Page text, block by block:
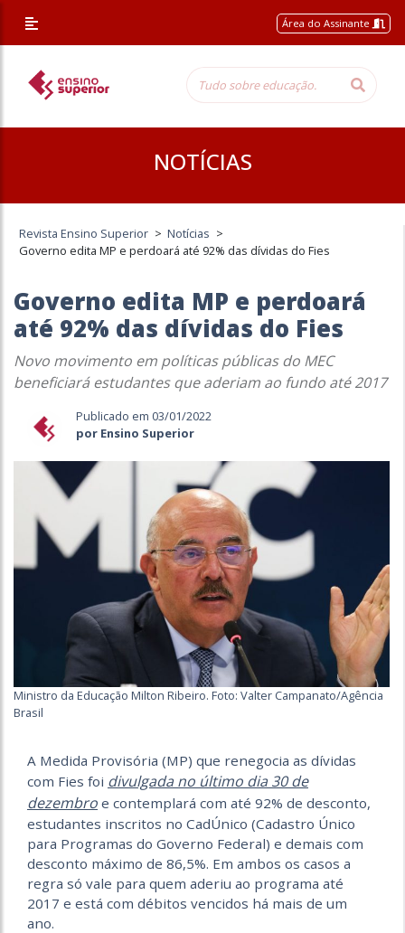
Área do Assinante
NOTÍCIAS
Revista Ensino Superior > Notícias >
Governo edita MP e perdoará até 92% das dívidas do Fies
Governo edita MP e perdoará
até 92% das dívidas do Fies
Novo movimento em políticas públicas do MEC
beneficiará estudantes que aderiam ao fundo até 2017
Publicado em 03/01/2022
por Ensino Superior
Ministro da Educação Milton Ribeiro. Foto: Valter Campanato/Agência
Brasil
A Medida Provisória (MP) que renegocia as dívidas
com Fies foi divulgada no último dia 30 de
dezembro e contemplará com até 92% de desconto,
estudantes inscritos no CadÚnico (Cadastro Único
para Programas do Governo Federal) e demais com
desconto máximo de 86,5%. Em ambos os casos a
regra só vale para quem aderiu ao programa até
2017 e está com débitos vencidos há mais de um
ano.